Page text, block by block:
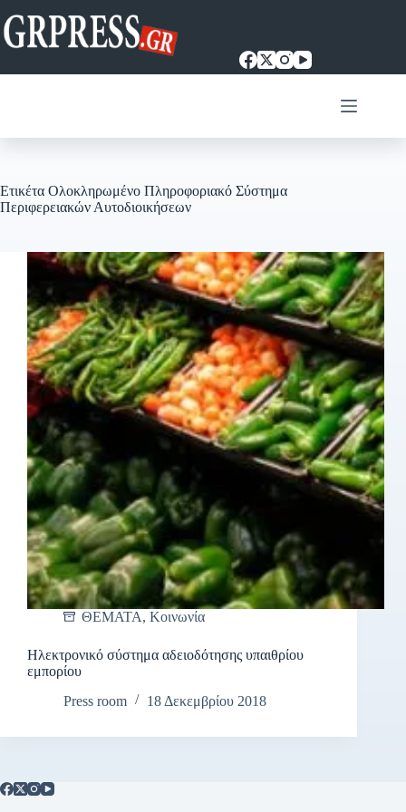
στο
περιεχόμενο
Ετικέτα Ολοκληρωμένο Πληροφοριακό Σύστημα
Περιφερειακών Αυτοδιοικήσεων
ΘΕΜΑΤΑ, Κοινωνία
Ηλεκτρονικό σύστημα αδειοδότησης υπαιθρίου
εμπορίου
Press room
18 Δεκεμβρίου 2018